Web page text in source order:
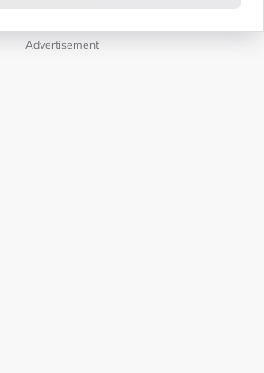
Advertisement